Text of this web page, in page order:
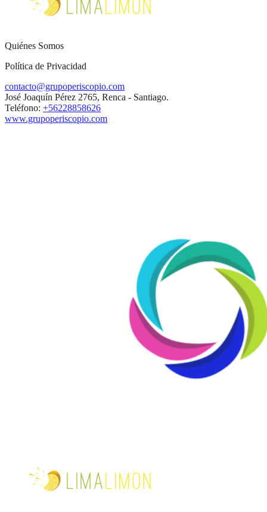
Quiénes Somos
Política de Privacidad
contacto@grupoperiscopio.com
José Joaquín Pérez 2765, Renca - Santiago.
Teléfono: +56228858626
www.grupoperiscopio.com